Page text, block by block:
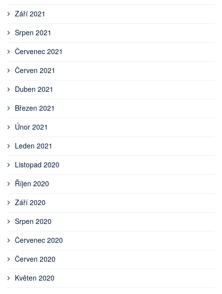
Září 2021
Srpen 2021
Červenec 2021
Červen 2021
Duben 2021
Březen 2021
Únor 2021
Leden 2021
Listopad 2020
Říjen 2020
Září 2020
Srpen 2020
Červenec 2020
Červen 2020
Květen 2020